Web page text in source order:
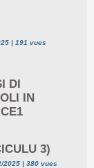
| 191 vues
DI
IN
3)
2025 | 380 vues